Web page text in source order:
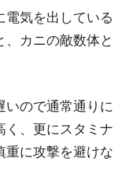
電気を出している
カニの敵数体と
いので通常通りに
く、更にスタミナ
重に攻撃を避けな